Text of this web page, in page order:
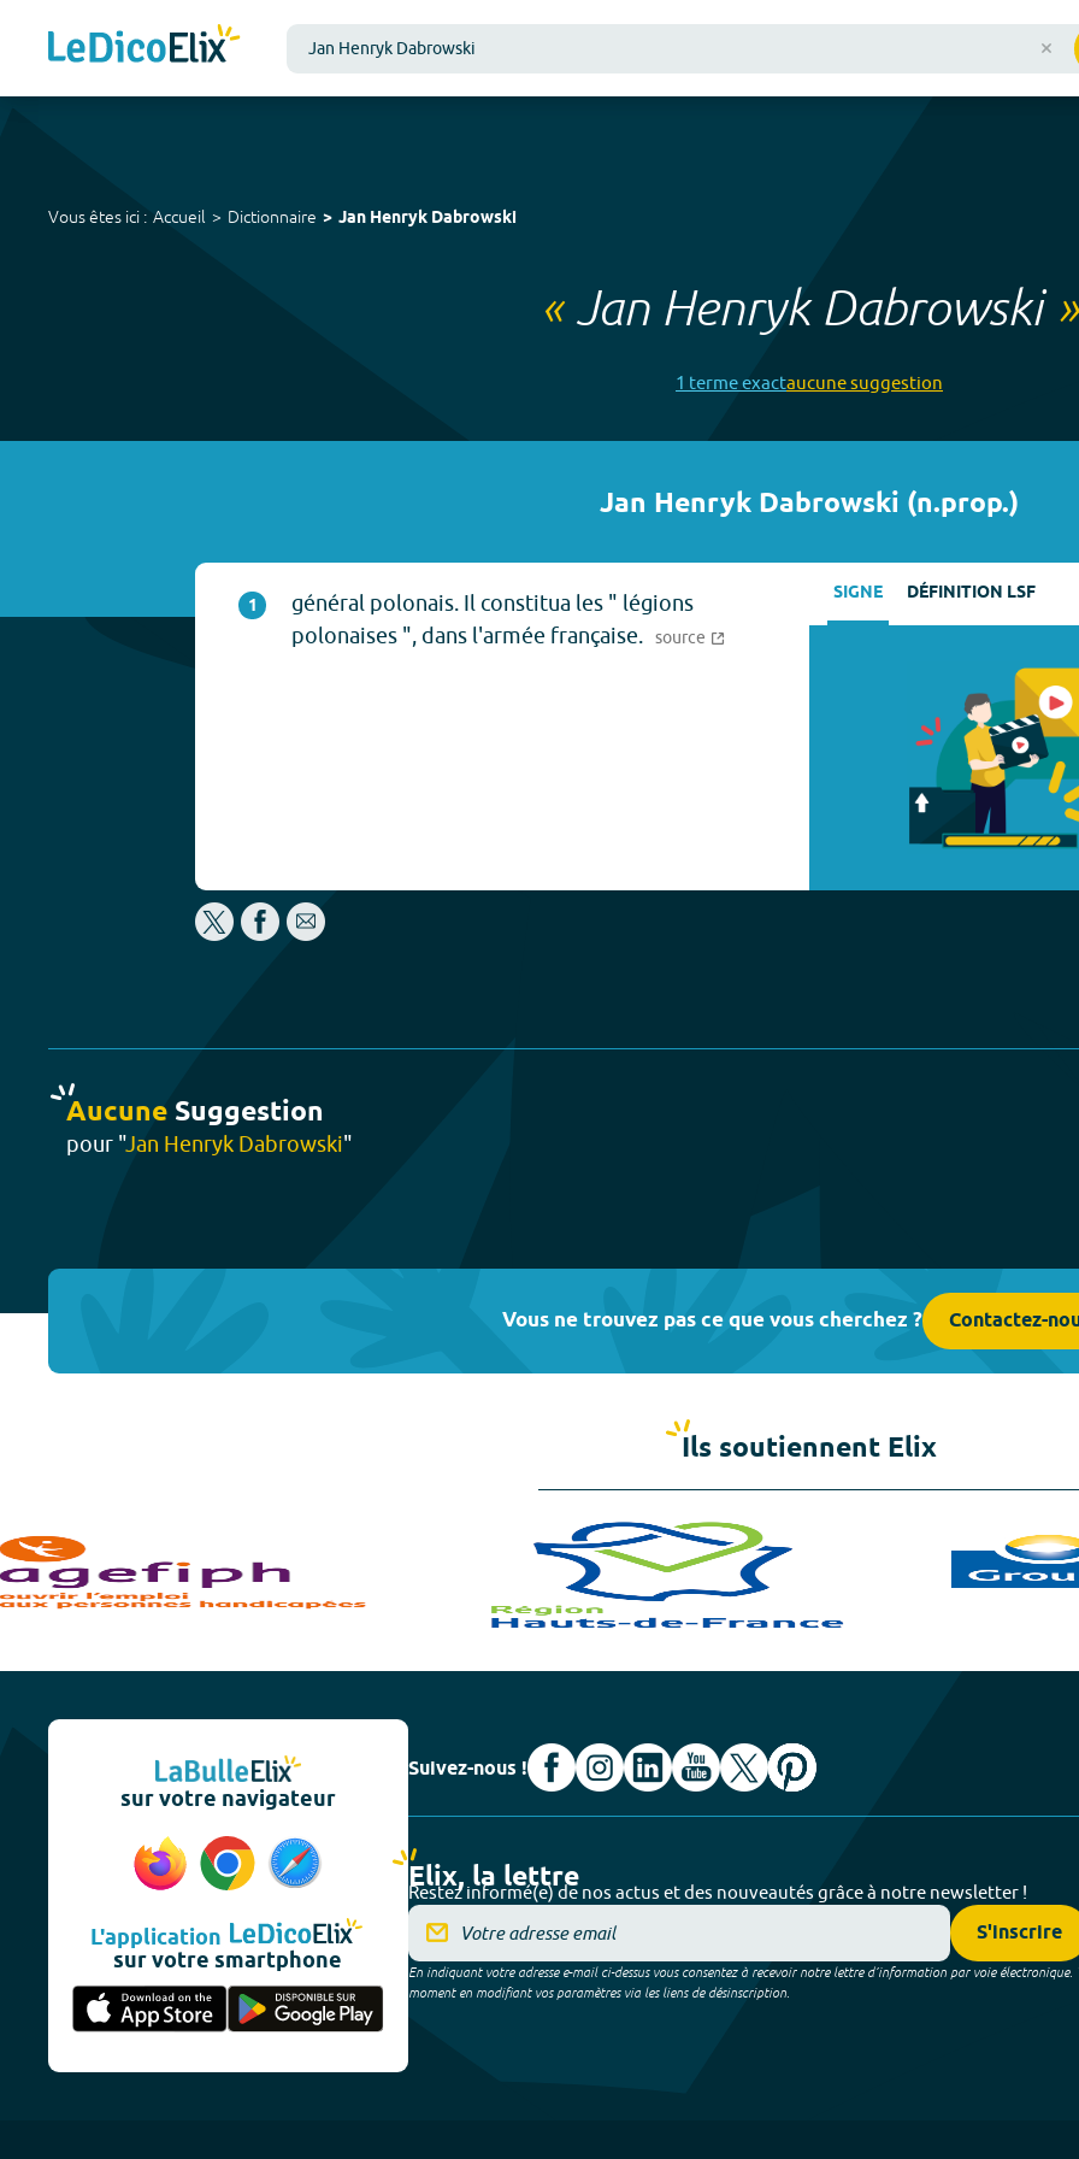
Vous êtes ici : Accueil Dictionnaire Jan Henryk Dabrowski
« Jan Henryk Dabrowski»
1 termeexactaucunesuggestion
Jan Henryk Dabrowski (n.prop.)
1
général polonais. Il constitua les " légions
polonaises ", dans l'armée française. source
SIGNE DÉFINITION LSF
Aucune Suggestion
pour "Jan Henryk Dabrowski"
Vous ne trouvez pas ce que vous cherchez ? Contactez-
Ils soutiennent Elix
sur votre navigateur
L'application
sur votre smartphone
Suivez-nous !
Elix, la lettre
Restez informé(e) de nos actus et des nouveautés grâce à notre newsletter !
S'inscrire
En indiquant votre adresse e-mail ci-dessus vous consentez à recevoir notre lettre d’information par voie électronique.
moment en modifiant vos paramètres via les liens de désinscription.